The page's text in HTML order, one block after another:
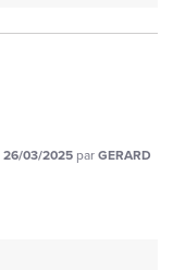
26/03/2025 parGERARD